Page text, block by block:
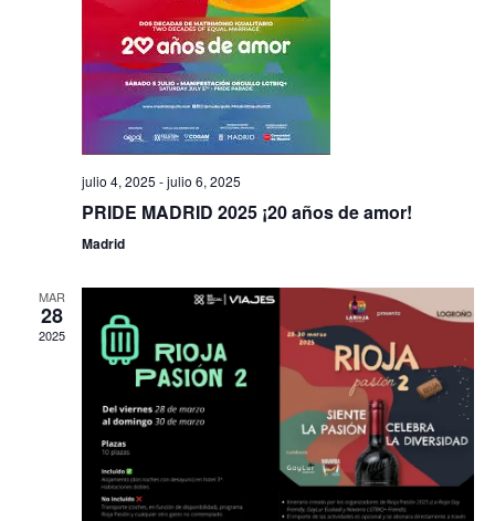
julio 4, 2025 -julio 6, 2025
PRIDE MADRID 2025 ¡20 años de amor!
Madrid
MAR
28
2025